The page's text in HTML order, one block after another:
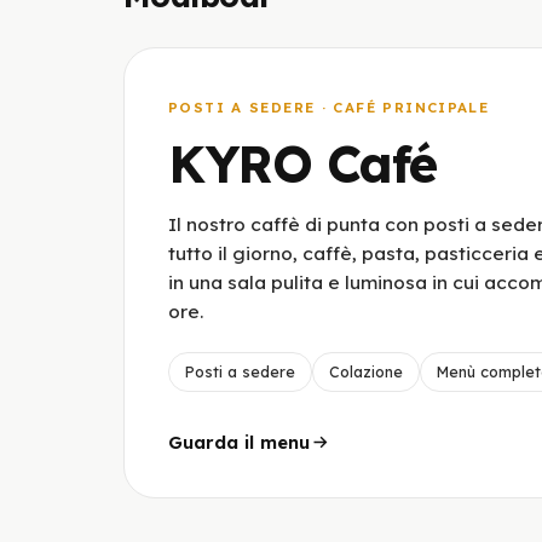
POSTI A SEDERE · CAFÉ PRINCIPALE
KYRO Café
Il nostro caffè di punta con posti a
tutto il giorno, caffè, pasta, pasticceria
in una sala pulita e luminosa in cui
ore.
Posti a sedere Colazione Menù
Guarda il menu